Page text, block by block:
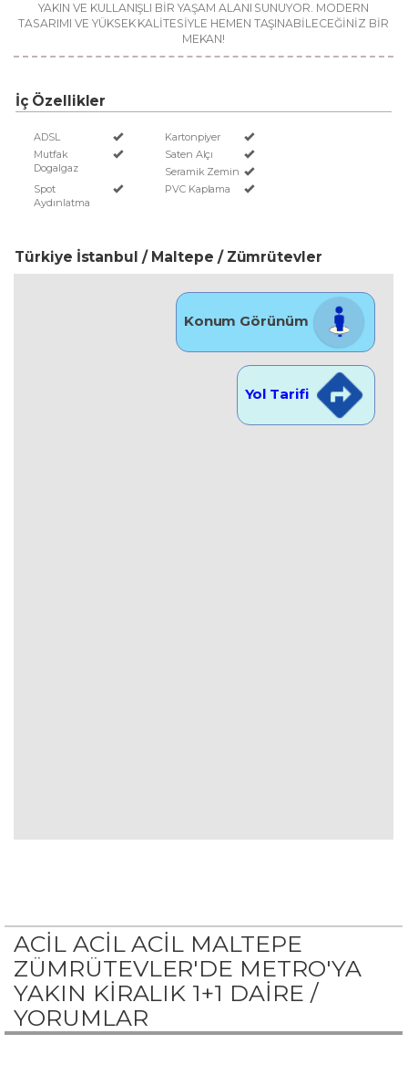
YAKIN VE KULLANIŞLI BİR YAŞAM ALANI SUNUYOR. MODERN
TASARIMI VE YÜKSEK KALİTESİYLE HEMEN TAŞINABİLECEĞİNİZ BİR
MEKAN!
İç Özellikler
ADSL
Kartonpiyer
Mutfak
Dogalgaz
Saten Alçı
Seramik Zemin
Spot
Aydınlatma
PVC Kaplama
Türkiye İstanbul / Maltepe / Zümrütevler
Konum Görünüm
Yol Tarifi
ACİL ACİL ACİL MALTEPE
ZÜMRÜTEVLER'DE METRO'YA
YAKIN KİRALIK 1+1 DAİRE /
YORUMLAR